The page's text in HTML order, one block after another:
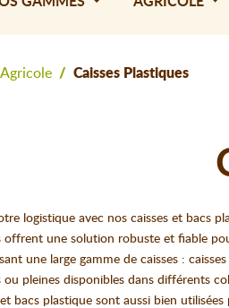
Agricole Caisses Plastiques
logistique avec nos caisses et bacs
offrent une solution robuste et fiable
une large gamme de caisses :
ou pleines disponibles dans différents
et bacs plastique sont aussi bien